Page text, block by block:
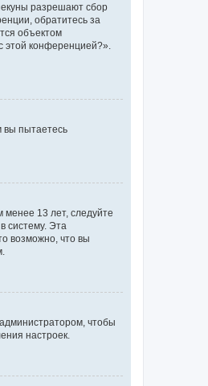
разрешают сбор
обратитесь за
объектом
этой конференцией?».
вы пытаетесь
менее 13 лет, следуйте
систему. Эта
возможно, что вы
чтобы
настроек.